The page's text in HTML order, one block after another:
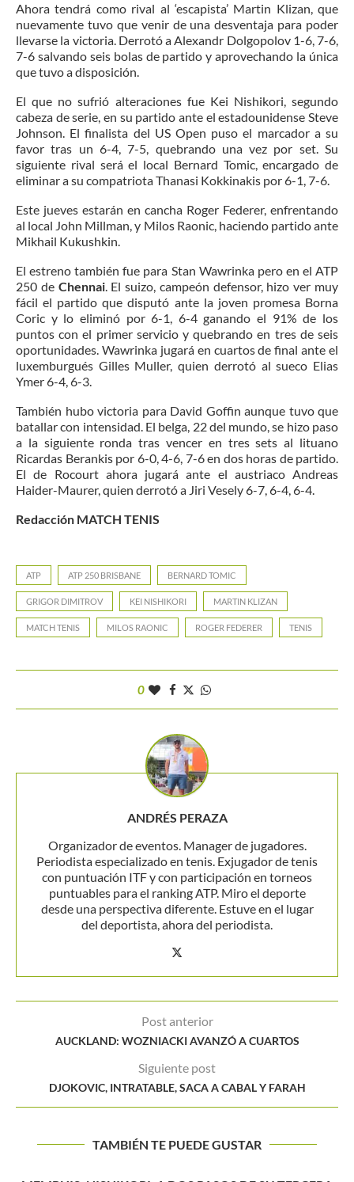
Ahora tendrá como rival al ‘escapista’ Martin Klizan, que
nuevamente tuvo que venir de una desventaja para poder
llevarse la victoria. Derrotó a Alexandr Dolgopolov 1-6, 7-6,
7-6 salvando seis bolas de partido y aprovechando la única
que tuvo a disposición.
El que no sufrió alteraciones fue Kei Nishikori, segundo
cabeza de serie, en su partido ante el estadounidense Steve
Johnson. El finalista del US Open puso el marcador a su
favor tras un 6-4, 7-5, quebrando una vez por set. Su
siguiente rival será el local Bernard Tomic, encargado de
eliminar a su compatriota Thanasi Kokkinakis por 6-1, 7-6.
Este jueves estarán en cancha Roger Federer, enfrentando
al local John Millman, y Milos Raonic, haciendo partido ante
Mikhail Kukushkin.
El estreno también fue para Stan Wawrinka pero en el ATP
250 de Chennai. El suizo, campeón defensor, hizo ver muy
fácil el partido que disputó ante la joven promesa Borna
Coric y lo eliminó por 6-1, 6-4 ganando el 91% de los
puntos con el primer servicio y quebrando en tres de seis
oportunidades. Wawrinka jugará en cuartos de final ante el
luxemburgués Gilles Muller, quien derrotó al sueco Elias
Ymer 6-4, 6-3.
También hubo victoria para David Goffin aunque tuvo que
batallar con intensidad. El belga, 22 del mundo, se hizo paso
a la siguiente ronda tras vencer en tres sets al lituano
Ricardas Berankis por 6-0, 4-6, 7-6 en dos horas de partido.
El de Rocourt ahora jugará ante el austriaco Andreas
Haider-Maurer, quien derrotó a Jiri Vesely 6-7, 6-4, 6-4.
Redacción MATCH TENIS
ATP ATP 250 BRISBANE BERNARD TOMIC
GRIGOR DIMITROV KEI NISHIKORI MARTIN KLIZAN
MATCH TENIS MILOS RAONIC ROGER FEDERER TENIS
0
ANDRÉS PERAZA
Organizador de eventos. Manager de jugadores.
Periodista especializado en tenis. Exjugador de tenis
con puntuación ITF y con participación en torneos
puntuables para el ranking ATP. Miro el deporte
desde una perspectiva diferente. Estuve en el lugar
del deportista, ahora del periodista.
Post anterior
AUCKLAND: WOZNIACKI AVANZÓ A CUARTOS
Siguiente post
DJOKOVIC, INTRATABLE, SACA A CABAL Y FARAH
TAMBIÉN TE PUEDE GUSTAR